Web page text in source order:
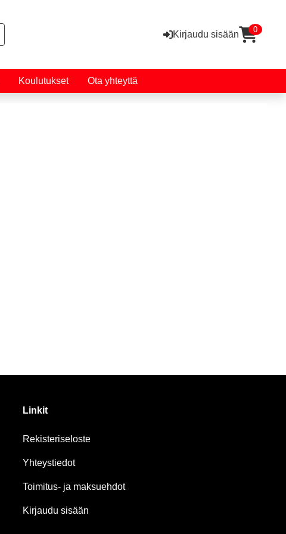
Kirjaudu sisään 0
Koulutukset Ota yhteyttä
Linkit
Rekisteriseloste
Yhteystiedot
Toimitus- ja maksuehdot
Kirjaudu sisään